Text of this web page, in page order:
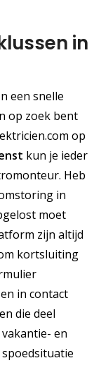
in
een snelle
op zoek bent
op
kun je ieder
Heb
in
moet
zijn altijd
kortsluiting
in contact
die deel
en